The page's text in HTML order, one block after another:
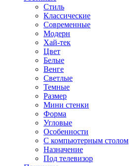
Стиль
Классические
Современные
Модерн
Хай-тек
Цвет
Белые
Венге
Светлые
Темные
Размер
Мини стенки
Форма
Угловые
Особенности
С компьютерным столом
Назначение
Под телевизор